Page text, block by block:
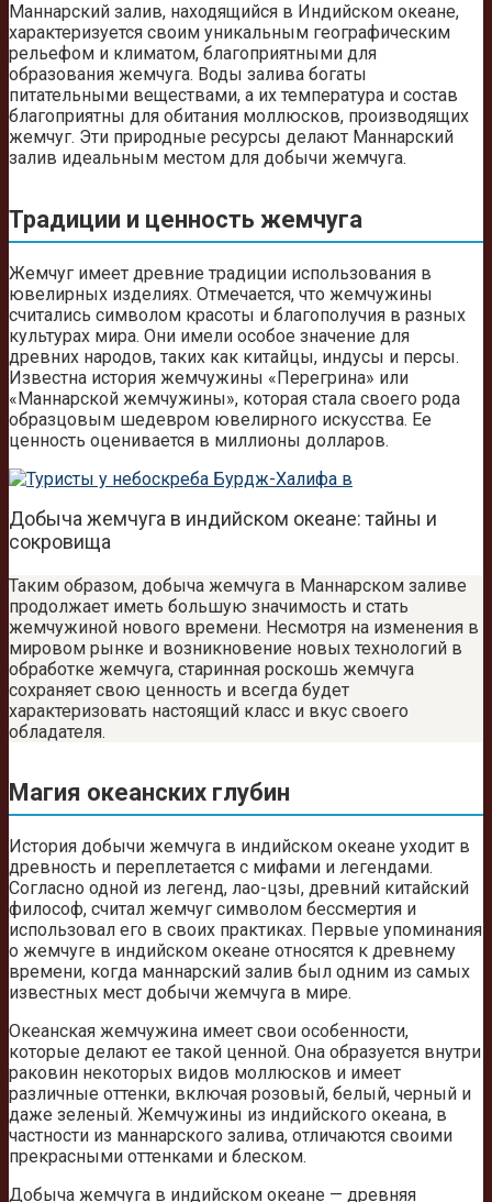
Маннарский залив, находящийся в Индийском океане,
характеризуется своим уникальным географическим
рельефом и климатом, благоприятными для
образования жемчуга. Воды залива богаты
питательными веществами, а их температура и состав
благоприятны для обитания моллюсков, производящих
жемчуг. Эти природные ресурсы делают Маннарский
залив идеальным местом для добычи жемчуга.
Традиции и ценность жемчуга
Жемчуг имеет древние традиции использования в
ювелирных изделиях. Отмечается, что жемчужины
считались символом красоты и благополучия в разных
культурах мира. Они имели особое значение для
древних народов, таких как китайцы, индусы и персы.
Известна история жемчужины «Перегрина» или
«Маннарской жемчужины», которая стала своего рода
образцовым шедевром ювелирного искусства. Ее
ценность оценивается в миллионы долларов.
Добыча жемчуга в индийском океане: тайны и
сокровища
Таким образом, добыча жемчуга в Маннарском заливе
продолжает иметь большую значимость и стать
жемчужиной нового времени. Несмотря на изменения в
мировом рынке и возникновение новых технологий в
обработке жемчуга, старинная роскошь жемчуга
сохраняет свою ценность и всегда будет
характеризовать настоящий класс и вкус своего
обладателя.
Магия океанских глубин
История добычи жемчуга в индийском океане уходит в
древность и переплетается с мифами и легендами.
Согласно одной из легенд, лао-цзы, древний китайский
философ, считал жемчуг символом бессмертия и
использовал его в своих практиках. Первые упоминания
о жемчуге в индийском океане относятся к древнему
времени, когда маннарский залив был одним из самых
известных мест добычи жемчуга в мире.
Океанская жемчужина имеет свои особенности,
которые делают ее такой ценной. Она образуется внутри
раковин некоторых видов моллюсков и имеет
различные оттенки, включая розовый, белый, черный и
даже зеленый. Жемчужины из индийского океана, в
частности из маннарского залива, отличаются своими
прекрасными оттенками и блеском.
Добыча жемчуга в индийском океане — древняя